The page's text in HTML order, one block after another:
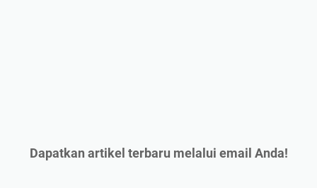
Dapatkan artikel terbaru melalui email Anda!